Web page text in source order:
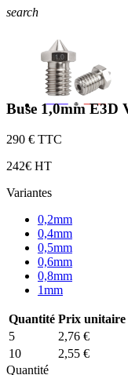
search
Buse 1,0mm E3D
290 € TTC
242€ HT
Variantes
0,2mm
0,4mm
0,5mm
0,6mm
0,8mm
1mm
Quantité Prix unitaire
5
2,76 €
10
2,55 €
Quantité